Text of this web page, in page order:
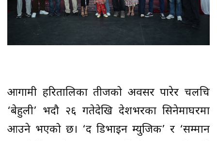
आगामी हरितालिका तीजको अवसर पारेर चलचित्र
‘बेहुली’ भदौ २६ गतेदेखि देशभरका सिनेमाघरमा
आउने भएको छ। ‘द डिभाइन म्युजिक’ र ‘सम्मान